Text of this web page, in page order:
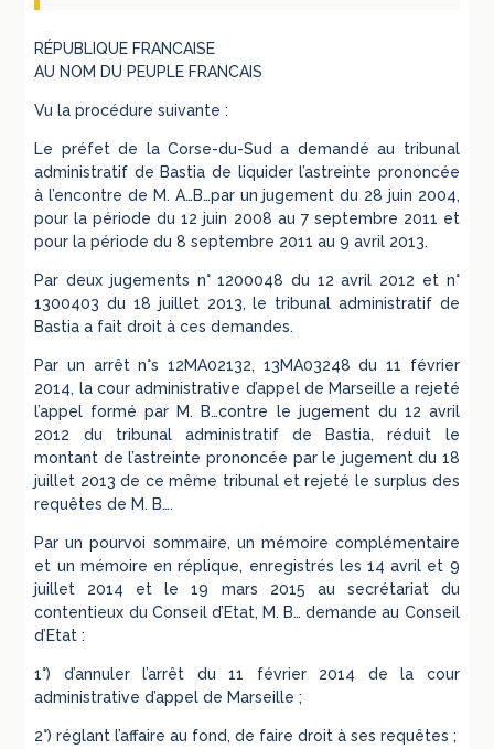
RÉPUBLIQUE FRANCAISE
AU NOM DU PEUPLE FRANCAIS
Vu la procédure suivante :
Le préfet de la Corse-du-Sud a demandé au tribunal
administratif de Bastia de liquider l’astreinte prononcée
à l’encontre de M. A…B…par un jugement du 28 juin 2004,
pour la période du 12 juin 2008 au 7 septembre 2011 et
pour la période du 8 septembre 2011 au 9 avril 2013.
Par deux jugements n° 1200048 du 12 avril 2012 et n°
1300403 du 18 juillet 2013, le tribunal administratif de
Bastia a fait droit à ces demandes.
Par un arrêt n°s 12MA02132, 13MA03248 du 11 février
2014, la cour administrative d’appel de Marseille a rejeté
l’appel formé par M. B…contre le jugement du 12 avril
2012 du tribunal administratif de Bastia, réduit le
montant de l’astreinte prononcée par le jugement du 18
juillet 2013 de ce même tribunal et rejeté le surplus des
requêtes de M. B….
Par un pourvoi sommaire, un mémoire complémentaire
et un mémoire en réplique, enregistrés les 14 avril et 9
juillet 2014 et le 19 mars 2015 au secrétariat du
contentieux du Conseil d’Etat, M. B… demande au Conseil
d’Etat :
1°) d’annuler l’arrêt du 11 février 2014 de la cour
administrative d’appel de Marseille ;
2°) réglant l’affaire au fond, de faire droit à ses requêtes ;